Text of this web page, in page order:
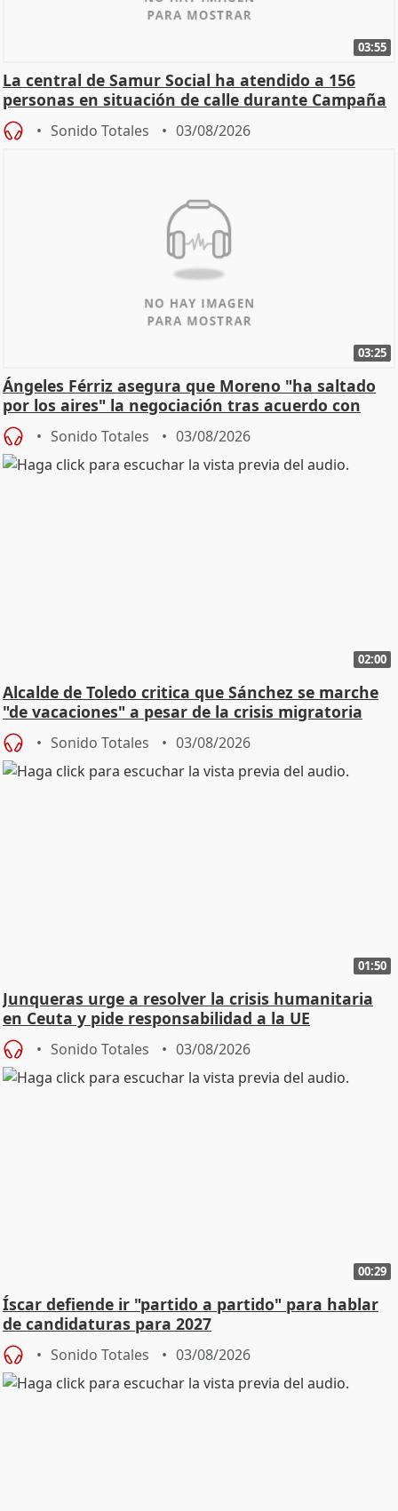
03:55
La central de Samur Social ha atendido a 156
personas en situación de calle durante Campaña
de Calor
Sonido Totales 03/08/2026
03:25
Ángeles Férriz asegura que Moreno "ha saltado
por los aires" la negociación tras acuerdo con
SMA
Sonido Totales 03/08/2026
02:00
Alcalde de Toledo critica que Sánchez se marche
"de vacaciones" a pesar de la crisis migratoria
Sonido Totales 03/08/2026
01:50
Junqueras urge a resolver la crisis humanitaria
en Ceuta y pide responsabilidad a la UE
Sonido Totales 03/08/2026
00:29
Íscar defiende ir "partido a partido" para hablar
de candidaturas para 2027
Sonido Totales 03/08/2026